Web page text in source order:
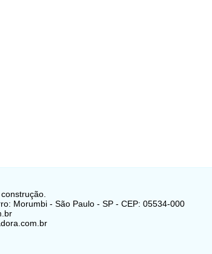
Morumbi - São Paulo - SP - CEP: 05534-000